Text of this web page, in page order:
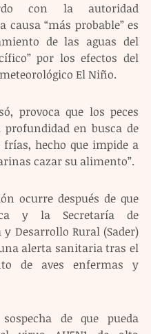
con la autoridad
causa “más probable” es
de las aguas del
por los efectos del
El Niño.
provoca que los peces
profundidad en busca de
frías, hecho que impide a
cazar su alimento”.
ocurre después de que
y la Secretaría de
Desarrollo Rural (Sader)
alerta sanitaria tras el
de aves enfermas y
de que pueda